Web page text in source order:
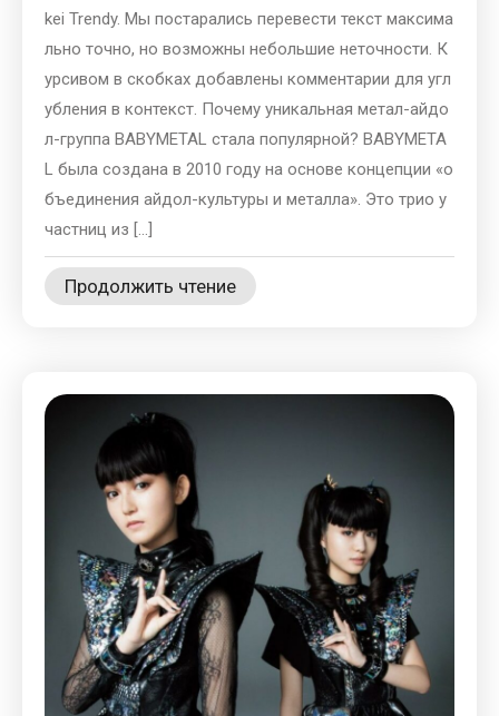
kei Trendy. Мы постарались перевести текст максима
льно точно, но возможны небольшие неточности. К
урсивом в скобках добавлены комментарии для угл
убления в контекст. Почему уникальная метал-айдо
л-группа BABYMETAL стала популярной? BABYMETA
L была создана в 2010 году на основе концепции «о
бъединения айдол-культуры и металла». Это трио у
частниц из […]
Продолжить чтение